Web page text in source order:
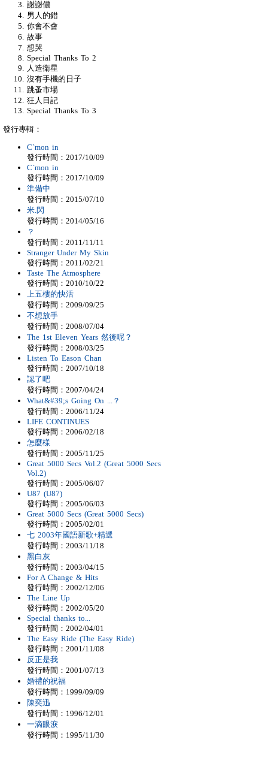
謝謝儂
男人的錯
你會不會
故事
想哭
Special Thanks To 2
人造衛星
沒有手機的日子
跳蚤市場
狂人日記
Special Thanks To 3
發行專輯：
C`mon in
發行時間：2017/10/09
C`mon in
發行時間：2017/10/09
準備中
發行時間：2015/07/10
米.閃
發行時間：2014/05/16
？
發行時間：2011/11/11
Stranger Under My Skin
發行時間：2011/02/21
Taste The Atmosphere
發行時間：2010/10/22
上五樓的快活
發行時間：2009/09/25
不想放手
發行時間：2008/07/04
The 1st Eleven Years 然後呢？
發行時間：2008/03/25
Listen To Eason Chan
發行時間：2007/10/18
認了吧
發行時間：2007/04/24
What&#39;s Going On ...？
發行時間：2006/11/24
LIFE CONTINUES
發行時間：2006/02/18
怎麼樣
發行時間：2005/11/25
Great 5000 Secs Vol.2 (Great 5000 Secs
Vol.2)
發行時間：2005/06/07
U87 (U87)
發行時間：2005/06/03
Great 5000 Secs (Great 5000 Secs)
發行時間：2005/02/01
七 2003年國語新歌+精選
發行時間：2003/11/18
黑白灰
發行時間：2003/04/15
For A Change & Hits
發行時間：2002/12/06
The Line Up
發行時間：2002/05/20
Special thanks to...
發行時間：2002/04/01
The Easy Ride (The Easy Ride)
發行時間：2001/11/08
反正是我
發行時間：2001/07/13
婚禮的祝福
發行時間：1999/09/09
陳奕迅
發行時間：1996/12/01
一滴眼淚
發行時間：1995/11/30